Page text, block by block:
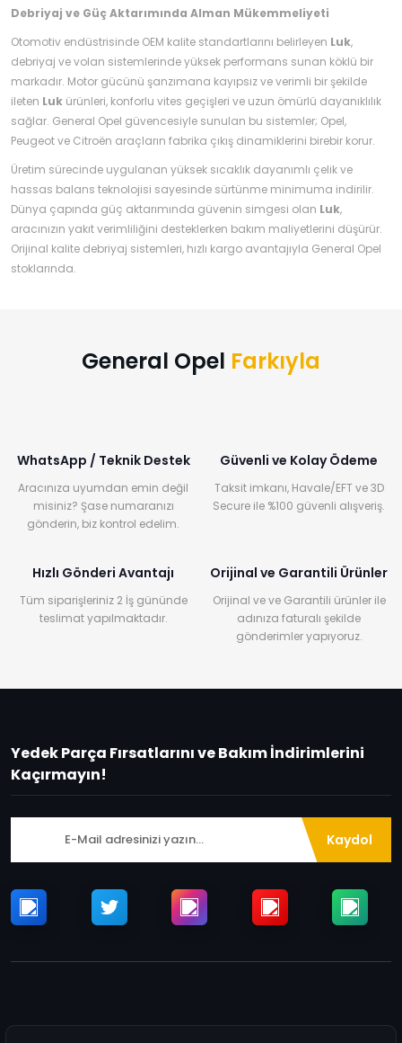
Debriyaj ve Güç Aktarımında Alman Mükemmeliyeti
Otomotiv endüstrisinde OEM kalite standartlarını belirleyen Luk,
debriyaj ve volan sistemlerinde yüksek performans sunan köklü bir
markadır. Motor gücünü şanzımana kayıpsız ve verimli bir şekilde
ileten Luk ürünleri, konforlu vites geçişleri ve uzun ömürlü dayanıklılık
sağlar. General Opel güvencesiyle sunulan bu sistemler; Opel,
Peugeot ve Citroën araçların fabrika çıkış dinamiklerini birebir korur.
Üretim sürecinde uygulanan yüksek sıcaklık dayanımlı çelik ve
hassas balans teknolojisi sayesinde sürtünme minimuma indirilir.
Dünya çapında güç aktarımında güvenin simgesi olan Luk,
aracınızın yakıt verimliliğini desteklerken bakım maliyetlerini düşürür.
Orijinal kalite debriyaj sistemleri, hızlı kargo avantajıyla General Opel
stoklarında.
General Opel Farkıyla
WhatsApp / Teknik Destek
Aracınıza uyumdan emin değil
misiniz? Şase numaranızı
gönderin, biz kontrol edelim.
Güvenli ve Kolay Ödeme
Taksit imkanı, Havale/EFT ve 3D
Secure ile %100 güvenli alışveriş.
Hızlı Gönderi Avantajı
Tüm siparişleriniz 2 İş gününde
teslimat yapılmaktadır.
Orijinal ve Garantili Ürünler
Orijinal ve ve Garantili ürünler ile
adınıza faturalı şekilde
gönderimler yapıyoruz.
Yedek Parça Fırsatlarını ve Bakım İndirimlerini
Kaçırmayın!
Kaydol